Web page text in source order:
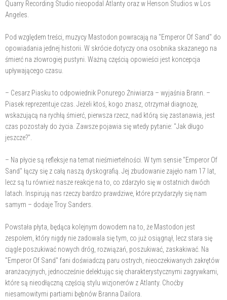
Quarry Recording Studio nieopodal Atlanty oraz w Henson Studios w Los
Angeles.
Pod względem treści, muzycy Mastodon powracają na "Emperor Of Sand" do
opowiadania jednej historii. W skrócie dotyczy ona osobnika skazanego na
śmierć na złowrogiej pustyni. Ważną częścią opowieści jest koncepcja
upływającego czasu.
– Cesarz Piasku to odpowiednik Ponurego Żniwiarza – wyjaśnia Brann. –
Piasek reprezentuje czas. Jeżeli ktoś, kogo znasz, otrzymał diagnozę,
wskazującą na rychłą śmierć, pierwsza rzecz, nad którą się zastanawia, jest
czas pozostały do życia. Zawsze pojawia się wtedy pytanie: "Jak długo
jeszcze?".
– Na płycie są refleksje na temat nieśmiertelności. W tym sensie "Emperor Of
Sand" łączy się z całą naszą dyskografią. Jej zbudowanie zajęło nam 17 lat,
lecz są tu również nasze reakcje na to, co zdarzyło się w ostatnich dwóch
latach. Inspirują nas rzeczy bardzo prawdziwe, które przydarzyły się nam
samym – dodaje Troy Sanders.
Powstała płyta, będąca kolejnym dowodem na to, że Mastodon jest
zespołem, który nigdy nie zadowala się tym, co już osiągnął, lecz stara się
ciągle poszukiwać nowych dróg, rozwiązań, poszukiwać, zaskakiwać. Na
"Emperor Of Sand" fani doświadczą paru ostrych, nieoczekiwanych zakrętów
aranżacyjnych, jednocześnie delektując się charakterystycznymi zagrywkami,
które są nieodłączną częścią stylu wizjonerów z Atlanty. Choćby
niesamowitymi partiami bębnów Branna Dailora.